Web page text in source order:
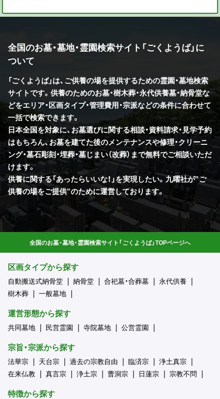
全国のお墓・墓地・霊園検索サイト「ごくようば」に
ついて
「ごくようば」は、ご供養の場を提供するための霊園・墓地検索
サイトです。供養のためのお墓・樹木葬・永代供養墓・納骨堂な
どをエリア・区画タイプ・管理費用・宗派などの条件に合わせて
一括で検索できます。
日本全国を対象に、お墓選びに関する相談・資料請求・見学予約
はもちろん、お墓を建てた後のメンテナンスや修理・クリーニ
ング・墓石彫刻・埋葬・墓じまい（改葬）まで無料でご相談いただ
けます。
供養に関する「あったらいいな！」を実現したい。九曜社が”ご
供養の場をご提供”のために運営しております。
全国のお墓・墓地・霊園検索サイト「ごくようば」TOPページへ
区画タイプから探す
自動搬送式納骨堂 納骨堂 合祀墓・合葬墓
永代供養
樹木葬
一般墓地
運営形態から探す
共同墓地 民営霊園 寺院墓地 公営霊園
宗旨・宗派から探す
法華宗 天台宗 過去の宗教自由 臨済宗
浄土真宗
在来仏教
真言宗 浄土宗 曹洞宗 日蓮宗 宗教不問
特徴から探す